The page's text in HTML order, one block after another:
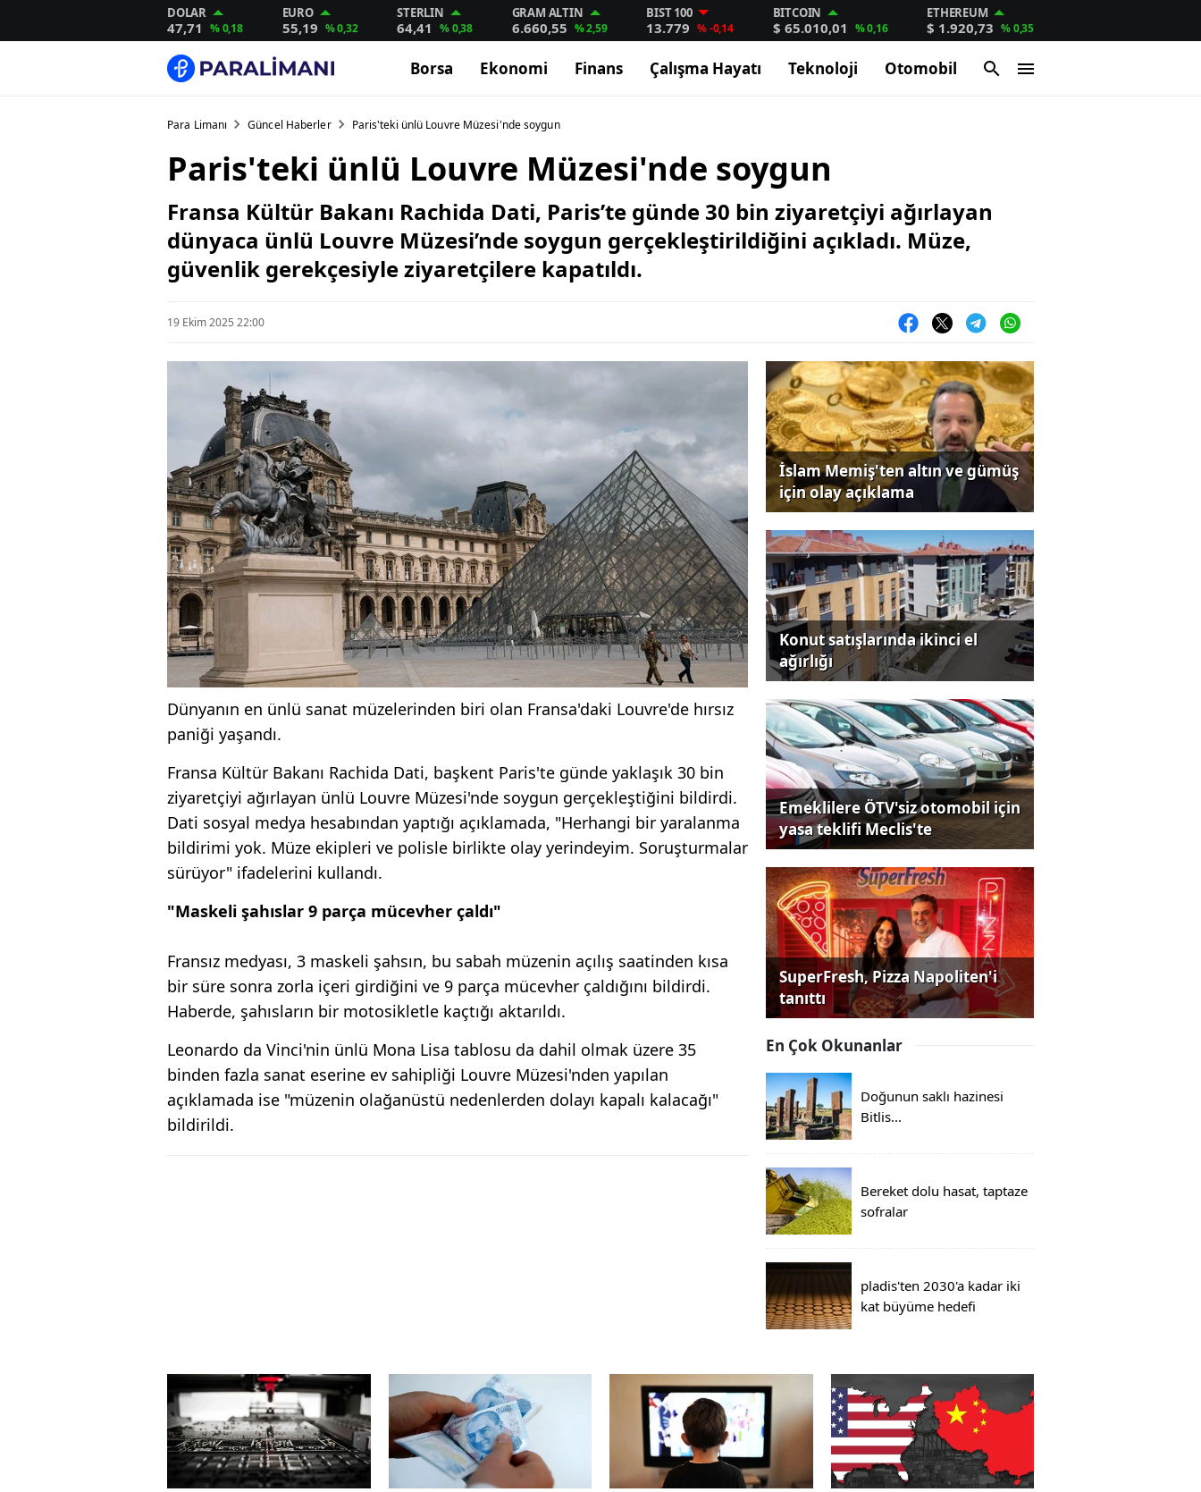
DOLAR
47,71 % 0,18
EURO
55,19 % 0,32
STERLIN
64,41 % 0,38
GRAM ALTIN
6.660,55 % 2,59
BIST 100
13.779 % -0,14
BITCOIN
$ 65.010,01 % 0,16
ETHEREUM
$ 1.920,73 % 0,35
Borsa Ekonomi Finans Çalışma Hayatı Teknoloji Otomobil
Para Limanı Güncel Haberler Paris'teki ünlü Louvre Müzesi'nde soygun
Paris'teki ünlü Louvre Müzesi'nde soygun
Fransa Kültür Bakanı Rachida Dati, Paris’te günde 30 bin ziyaretçiyi ağırlayan
dünyaca ünlü Louvre Müzesi’nde soygun gerçekleştirildiğini açıkladı. Müze,
güvenlik gerekçesiyle ziyaretçilere kapatıldı.
19 Ekim 2025 22:00
Dünyanın en ünlü sanat müzelerinden biri olan Fransa'daki Louvre'de hırsız
paniği yaşandı.
Fransa Kültür Bakanı Rachida Dati, başkent Paris'te günde yaklaşık 30 bin
ziyaretçiyi ağırlayan ünlü Louvre Müzesi'nde soygun gerçekleştiğini bildirdi.
Dati sosyal medya hesabından yaptığı açıklamada, "Herhangi bir yaralanma
bildirimi yok. Müze ekipleri ve polisle birlikte olay yerindeyim. Soruşturmalar
sürüyor" ifadelerini kullandı.
"Maskeli şahıslar 9 parça mücevher çaldı"
Fransız medyası, 3 maskeli şahsın, bu sabah müzenin açılış saatinden kısa
bir süre sonra zorla içeri girdiğini ve 9 parça mücevher çaldığını bildirdi.
Haberde, şahısların bir motosikletle kaçtığı aktarıldı.
Leonardo da Vinci'nin ünlü Mona Lisa tablosu da dahil olmak üzere 35
binden fazla sanat eserine ev sahipliği Louvre Müzesi'nden yapılan
açıklamada ise "müzenin olağanüstü nedenlerden dolayı kapalı kalacağı"
bildirildi.
İslam Memiş'ten altın ve gümüş
için olay açıklama
Konut satışlarında ikinci el
ağırlığı
Emeklilere ÖTV'siz otomobil için
yasa teklifi Meclis'te
SuperFresh, Pizza Napoliten'i
tanıttı
En Çok Okunanlar
Doğunun saklı hazinesi
Bitlis...
Bereket dolu hasat, taptaze
sofralar
pladis'ten 2030'a kadar iki
kat büyüme hedefi